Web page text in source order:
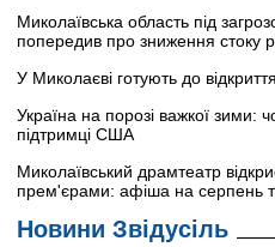
Миколаївська область під
попередив про зниження стоку
У Миколаєві готують до
Україна на порозі важкої зими:
підтримці США
Миколаївський драмтеатр
прем'єрами: афіша на серпень
Новини Звідусіль